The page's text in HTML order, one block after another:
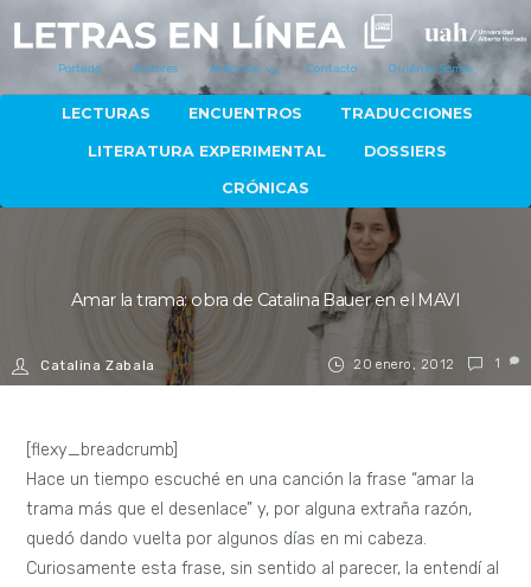
Portada Autores Artículos Contacto Quiénes Somos
LECTURAS ENCUENTROS TRADUCCIONES
LITERATURA EXPERIMENTAL DOSSIERS
CRÓNICAS
20 enero, 2012
Amar la trama: obra de Catalina Bauer en el MAVI
Catalina Zabala 1
[flexy_breadcrumb]
Hace un tiempo escuché en una canción la frase “amar la
trama más que el desenlace” y, por alguna extraña razón,
quedó dando vuelta por algunos días en mi cabeza.
Curiosamente esta frase, sin sentido al parecer, la entendí al